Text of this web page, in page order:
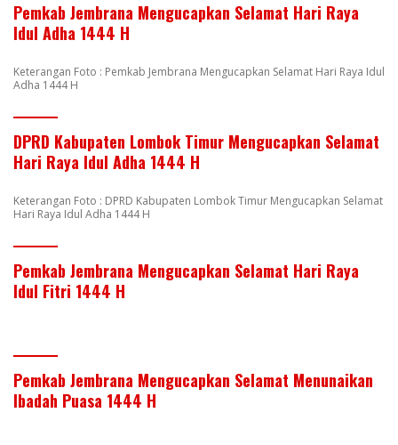
Pemkab Jembrana Mengucapkan Selamat Hari Raya
Idul Adha 1444 H
Keterangan Foto : Pemkab Jembrana Mengucapkan Selamat Hari Raya Idul
Adha 1444 H
DPRD Kabupaten Lombok Timur Mengucapkan Selamat
Hari Raya Idul Adha 1444 H
Keterangan Foto : DPRD Kabupaten Lombok Timur Mengucapkan Selamat
Hari Raya Idul Adha 1444 H
Pemkab Jembrana Mengucapkan Selamat Hari Raya
Idul Fitri 1444 H
Pemkab Jembrana Mengucapkan Selamat Menunaikan
Ibadah Puasa 1444 H